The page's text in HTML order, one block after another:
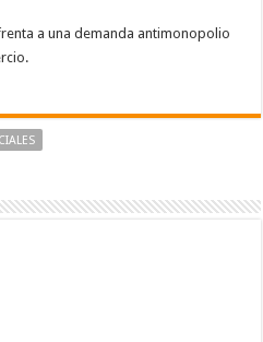
a una demanda antimonopolio